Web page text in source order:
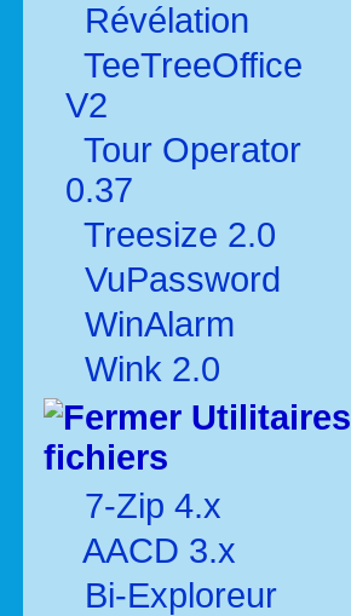
Révélation
TeeTreeOffice
V2
Tour Operator
0.37
Treesize 2.0
VuPassword
WinAlarm
Wink 2.0
Utilitaires
fichiers
7-Zip 4.x
AACD 3.x
Bi-Exploreur